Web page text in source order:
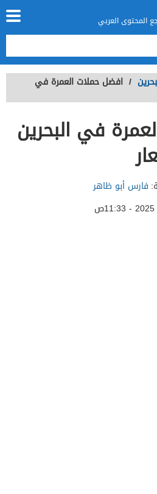
المحتوى العربي
/ افضل حملات العمرة في
في البحرين
فارس أبو ظاهر